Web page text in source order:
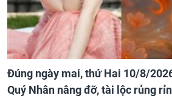
Đúng ngày mai, thứ Hai 10/8/
Quý Nhân nâng đỡ, tài lộc rủng